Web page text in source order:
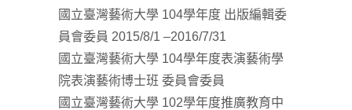
國立臺灣藝術大學 104學年度 出版編輯委
員會委員 2015/8/1 –2016/7/31
國立臺灣藝術大學 104學年度表演藝術學
院表演藝術博士班 委員會委員
國立臺灣藝術大學 102學年度推廣教育中